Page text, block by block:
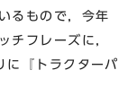
るもので，今年
チフレーズに，
に『トラクターパ